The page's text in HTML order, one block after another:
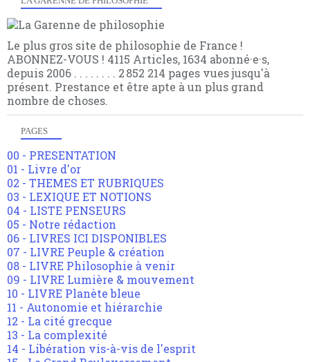
Le plus gros site de philosophie de France !
ABONNEZ-VOUS ! 4115 Articles, 1634 abonné·e·s,
depuis 2006 . . . . . . . . 2 852 214 pages vues jusqu'à
présent. Prestance et être apte à un plus grand
nombre de choses.
PAGES
00 - PRESENTATION
01 - Livre d'or
02 - THEMES ET RUBRIQUES
03 - LEXIQUE ET NOTIONS
04 - LISTE PENSEURS
05 - Notre rédaction
06 - LIVRES ICI DISPONIBLES
07 - LIVRE Peuple & création
08 - LIVRE Philosophie à venir
09 - LIVRE Lumière & mouvement
10 - LIVRE Planète bleue
11 - Autonomie et hiérarchie
12 - La cité grecque
13 - La complexité
14 - Libération vis-à-vis de l'esprit